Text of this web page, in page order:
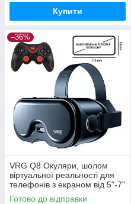
Купити
–36%
VRG Q8 Окуляри, шолом
віртуальної реальності для
телефонів з екраном від 5"-7"
+ джойстик T3
Готово до відправки